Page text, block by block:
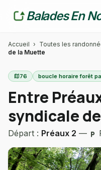
Balades En
Accueil › Toutes les
de la Muette
map76 boucle horaire forêt
Entre
syndicale
Départ : Préaux 2 — local_parking